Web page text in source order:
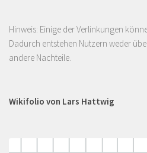
Hinweis: Einige der Verlinkungen
Dadurch entstehen Nutzern weder
andere Nachteile.
Wikifolio von Lars Hattwig